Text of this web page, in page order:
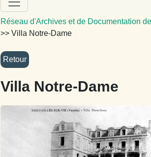
Réseau d'Archives et de Documentation
>> Villa Notre-Dame
Villa Notre-Dame